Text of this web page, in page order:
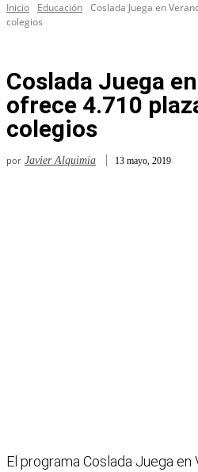
Inicio
Educación Coslada Juega en
colegios
Coslada Juega
ofrece 4.710
colegios
por Javier Alquimia 13 mayo, 2019
El programa Coslada Juega en